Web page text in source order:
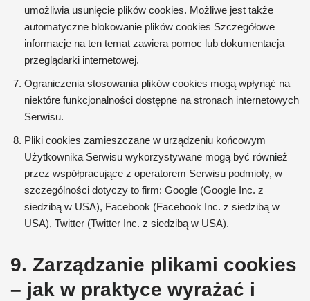
umożliwia usunięcie plików cookies. Możliwe jest także
automatyczne blokowanie plików cookies Szczegółowe
informacje na ten temat zawiera pomoc lub dokumentacja
przeglądarki internetowej.
Ograniczenia stosowania plików cookies mogą wpłynąć na
niektóre funkcjonalności dostępne na stronach internetowych
Serwisu.
Pliki cookies zamieszczane w urządzeniu końcowym
Użytkownika Serwisu wykorzystywane mogą być również
przez współpracujące z operatorem Serwisu podmioty, w
szczególności dotyczy to firm: Google (Google Inc. z
siedzibą w USA), Facebook (Facebook Inc. z siedzibą w
USA), Twitter (Twitter Inc. z siedzibą w USA).
9. Zarządzanie plikami cookies
– jak w praktyce wyrażać i